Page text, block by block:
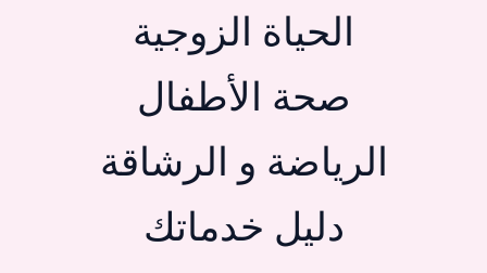
الحياة الزوجية
صحة الأطفال
الرياضة و الرشاقة
دليل خدماتك